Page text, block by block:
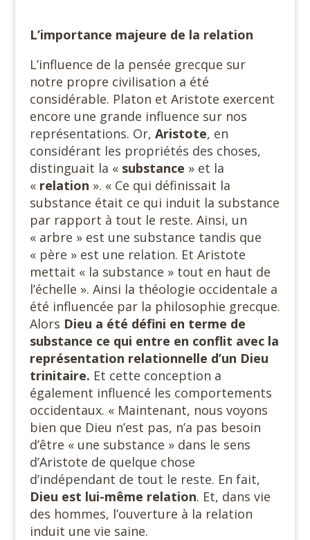
L’importance majeure de la relation
L’influence de la pensée grecque sur
notre propre civilisation a été
considérable. Platon et Aristote exercent
encore une grande influence sur nos
représentations. Or, Aristote, en
considérant les propriétés des choses,
distinguait la « substance » et la
« relation ». « Ce qui définissait la
substance était ce qui induit la substance
par rapport à tout le reste. Ainsi, un
« arbre » est une substance tandis que
« père » est une relation. Et Aristote
mettait « la substance » tout en haut de
l’échelle ». Ainsi la théologie occidentale a
été influencée par la philosophie grecque.
Alors Dieu a été défini en terme de
substance ce qui entre en conflit avec la
représentation relationnelle d’un Dieu
trinitaire. Et cette conception a
également influencé les comportements
occidentaux. « Maintenant, nous voyons
bien que Dieu n’est pas, n’a pas besoin
d’être « une substance » dans le sens
d’Aristote de quelque chose
d’indépendant de tout le reste. En fait,
Dieu est lui-même relation. Et, dans vie
des hommes, l’ouverture à la relation
induit une vie saine.